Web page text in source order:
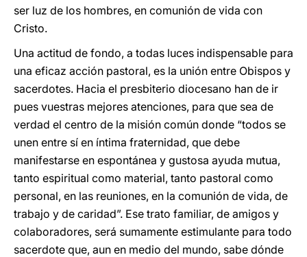
ser luz de los hombres, en comunión de vida con
Cristo.
Una actitud de fondo, a todas luces indispensable para
una eficaz acción pastoral, es la unión entre Obispos y
sacerdotes. Hacia el presbiterio diocesano han de ir
pues vuestras mejores atenciones, para que sea de
verdad el centro de la misión común donde “todos se
unen entre sí en íntima fraternidad, que debe
manifestarse en espontánea y gustosa ayuda mutua,
tanto espiritual como material, tanto pastoral como
personal, en las reuniones, en la comunión de vida, de
trabajo y de caridad”. Ese trato familiar, de amigos y
colaboradores, será sumamente estimulante para todo
sacerdote que, aun en medio del mundo, sabe dónde